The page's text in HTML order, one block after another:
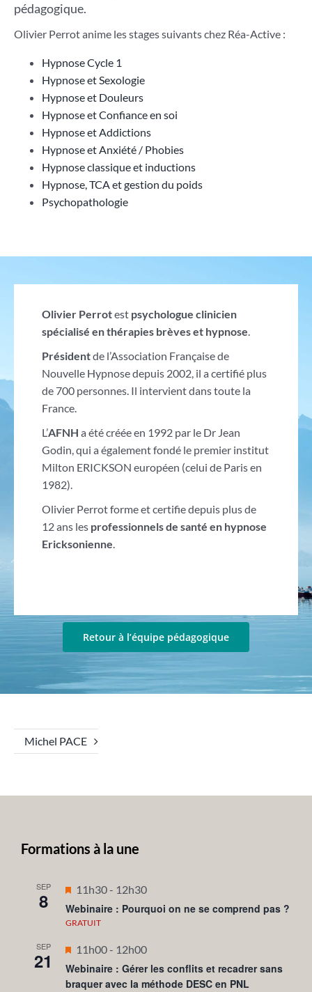
pédagogique.
Olivier Perrot anime les stages suivants chez Réa-Active :
Hypnose Cycle 1
Hypnose et Sexologie
Hypnose et Douleurs
Hypnose et Confiance en soi
Hypnose et Addictions
Hypnose et Anxiété / Phobies
Hypnose classique et inductions
Hypnose, TCA et gestion du poids
Psychopathologie
Olivier Perrotest psychologue clinicien
spécialisé en thérapies brèves et hypnose.
Présidentde l’Association Française de
Nouvelle Hypnose depuis 2002, il a certifié plus
de 700 personnes. Il intervient dans toute la
France.
L’AFNH a été créée en 1992 par le Dr Jean
Godin, qui a également fondé le premier institut
Milton ERICKSON européen (celui de Paris en
1982).
Olivier Perrot forme et certifie depuis plus de
12 ans les professionnels de santé en hypnose
Ericksonienne.
Retour à l’équipe pédagogique
Michel PACE
Formations à la une
SEP
8
Mis
en
avant
11h30- 12h30
Webinaire : Pourquoi on ne se comprend pas ?
GRATUIT
SEP
21
Mis
en
avant
11h00- 12h00
Webinaire : Gérer les conflits et recadrer sans
braquer avec la méthode DESC en PNL